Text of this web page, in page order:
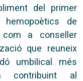
del primer
de
a conseller
que reuneix
umbilical més
contribuint al